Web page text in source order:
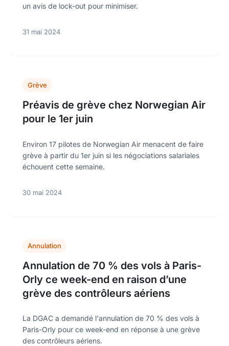
un avis de lock-out pour minimiser.
31 mai 2024
Grève
Préavis de grève chez Norwegian Air
pour le 1er juin
Environ 17 pilotes de Norwegian Air menacent de faire
grève à partir du 1er juin si les négociations salariales
échouent cette semaine.
30 mai 2024
Annulation
Annulation de 70 % des vols à Paris-
Orly ce week-end en raison d’une
grève des contrôleurs aériens
La DGAC a demandé l'annulation de 70 % des vols à
Paris-Orly pour ce week-end en réponse à une grève
des contrôleurs aériens.